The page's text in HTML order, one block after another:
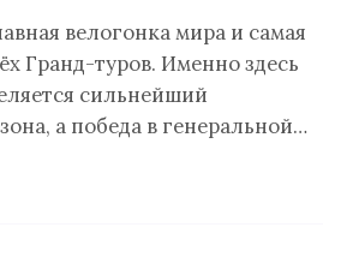
велогонка мира и самая
Гранд-туров. Именно здесь
сильнейший
а победа в генеральной…